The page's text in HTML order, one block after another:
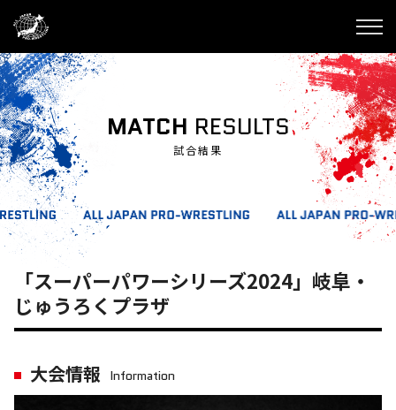
MATCH RESULTS
試合結果
「スーパーパワーシリーズ2024」岐阜・
じゅうろくプラザ
大会情報 Information